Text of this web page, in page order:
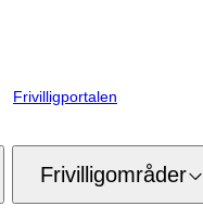
Frivilligportalen
Frivilligområder